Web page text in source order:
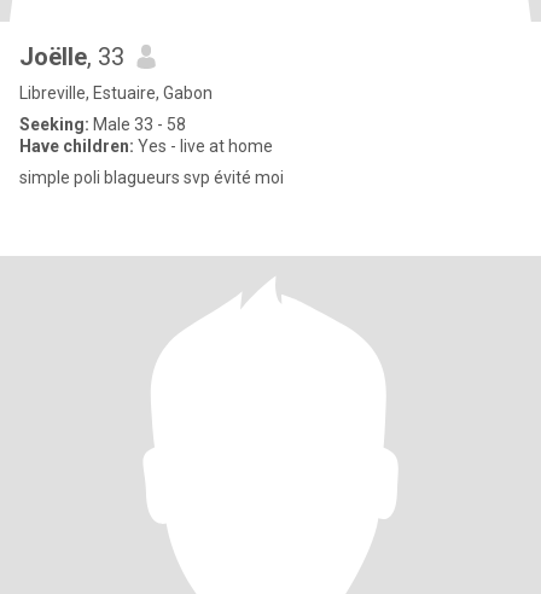
Joëlle, 33
Libreville, Estuaire, Gabon
Seeking: Male 33 - 58
Have children: Yes - live at home
simple poli blagueurs svp évité moi